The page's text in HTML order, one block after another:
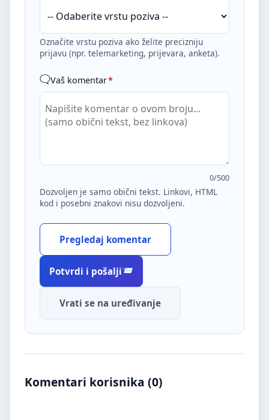
Označite vrstu poziva ako želite precizniju
prijavu (npr. telemarketing, prijevara, anketa).
Vaš komentar*
0/500
Dozvoljen je samo obični tekst. Linkovi, HTML
kod i posebni znakovi nisu dozvoljeni.
Pregledaj komentar
Potvrdi i pošalji
Vrati se na uređivanje
Komentari korisnika (0)